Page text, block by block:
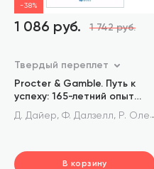
-38%
1 086 руб. 1 742 руб.
Твердый переплет
Procter & Gamble. Путь к
успеху: 165-летний опыт
построения брендов
Д. Дайер, Ф. Далзелл, Р. Олегарио
В корзину